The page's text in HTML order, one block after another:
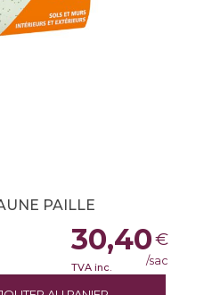
PAILLE
30,40€
TVA inc. /sac